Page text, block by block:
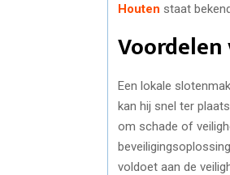
Houten staat
Een lokale
kan hij snel ter
om schade of
voldoet aan de